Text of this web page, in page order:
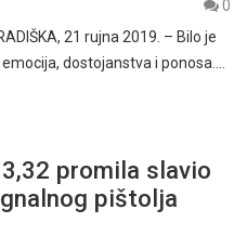
0
21 rujna 2019. – Bilo je
dostojanstva i ponosa.…
promila slavio
pištolja